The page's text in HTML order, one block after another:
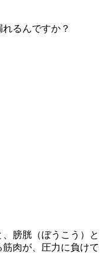
るんですか？
膀胱（ぼうこう）と
肉が、圧力に負けて